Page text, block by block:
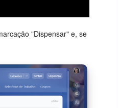
"Dispensar" e, se